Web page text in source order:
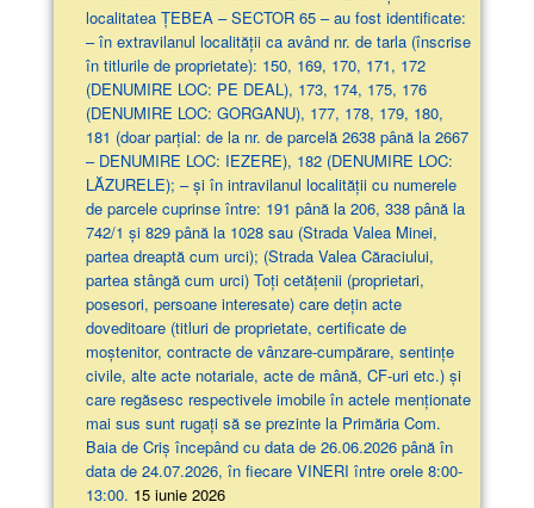
localitatea ȚEBEA – SECTOR 65 – au fost identificate:
– în extravilanul localităţii ca având nr. de tarla (înscrise
în titlurile de proprietate): 150, 169, 170, 171, 172
(DENUMIRE LOC: PE DEAL), 173, 174, 175, 176
(DENUMIRE LOC: GORGANU), 177, 178, 179, 180,
181 (doar parţial: de la nr. de parcelă 2638 până la 2667
– DENUMIRE LOC: IEZERE), 182 (DENUMIRE LOC:
LĂZURELE); – și în intravilanul localității cu numerele
de parcele cuprinse între: 191 până la 206, 338 până la
742/1 și 829 până la 1028 sau (Strada Valea Minei,
partea dreaptă cum urci); (Strada Valea Căraciului,
partea stângă cum urci) Toți cetățenii (proprietari,
posesori, persoane interesate) care dețin acte
doveditoare (titluri de proprietate, certificate de
moștenitor, contracte de vânzare-cumpărare, sentințe
civile, alte acte notariale, acte de mână, CF-uri etc.) și
care regăsesc respectivele imobile în actele menționate
mai sus sunt rugați să se prezinte la Primăria Com.
Baia de Criș începând cu data de 26.06.2026 până în
data de 24.07.2026, în fiecare VINERI între orele 8:00-
13:00. 15 iunie 2026